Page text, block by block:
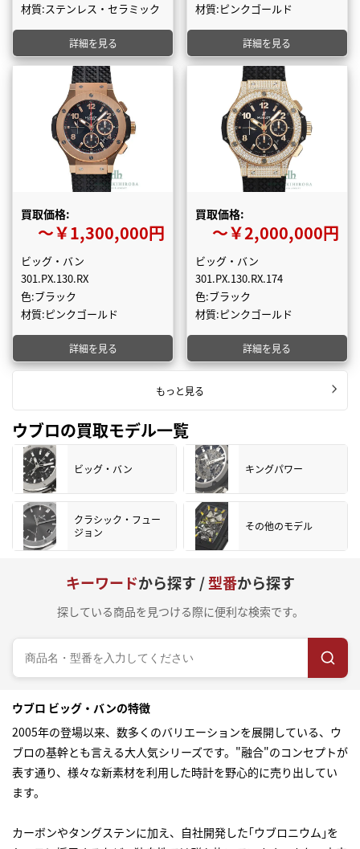
材質:ステンレス・セラミック
詳細を見る
材質:ピンクゴールド
詳細を見る
買取価格:
〜￥1,300,000円
ビッグ・バン
301.PX.130.RX
色:ブラック
材質:ピンクゴールド
詳細を見る
買取価格:
〜￥2,000,000円
ビッグ・バン
301.PX.130.RX.174
色:ブラック
材質:ピンクゴールド
詳細を見る
もっと見る
ウブロの買取モデル一覧
ビッグ・バン キングパワー
クラシック・フュー
ジョン
その他のモデル
キーワードから探す /型番から探す
探している商品を見つける際に便利な検索です。
ウブロ ビッグ・バンの特徴
2005年の登場以来、数多くのバリエーションを展開している、ウ
ブロの基幹とも言える大人気シリーズです。"融合"のコンセプトが
表す通り、様々な新素材を利用した時計を野心的に売り出してい
ます。
カーボンやタングステンに加え、自社開発した｢ウブロニウム｣を